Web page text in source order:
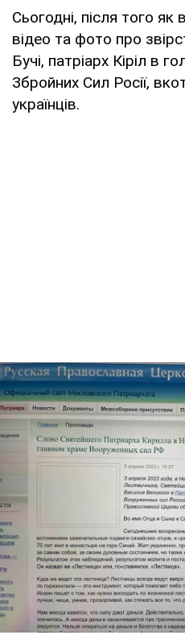
Сьогодні, після того як
відео та фото про
Бучі, патріарх Кіріл в
Збройних Сил Росії,
українців.